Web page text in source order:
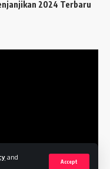
and
Accept
2024 Terbaru